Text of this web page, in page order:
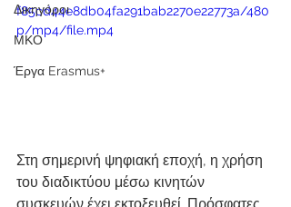
Δικηγόροι
ΜΚΟ
Έργα Erasmus+
f85cd44e8db04fa291bab2270e22773a/480
p/mp4/file.mp4
Στη σημερινή ψηφιακή εποχή, η χρήση
του διαδικτύου μέσω κινητών